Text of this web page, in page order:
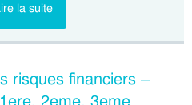
la suite
risques financiers –